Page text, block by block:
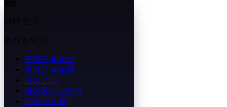
온라인 악기
온라인 피아노
온라인 실로폰
가상 기타
바이올린 사이트
드럼 사이트